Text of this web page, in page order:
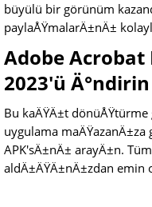
büyülü bir görünüm
paylaÅŸmalarÄ±nÄ±
Adobe Acrobat
2023'ü Ä°ndirin
Bu kaÄŸÄ±t
uygulama
APK'sÄ±nÄ± arayÄ±n.
aldÄ±ÄŸÄ±nÄ±zdan emin